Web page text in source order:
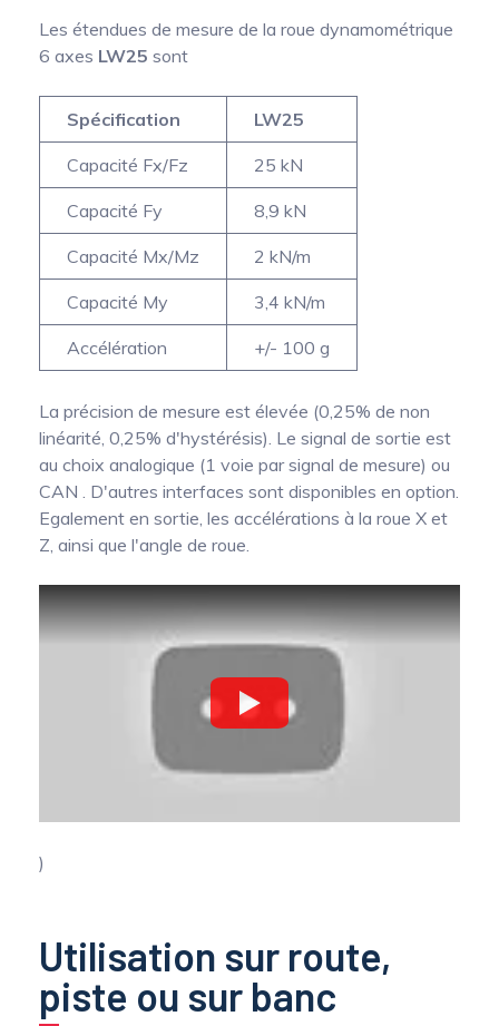
Les étendues de mesure de la roue dynamométrique
6 axes LW25 sont
Spécification LW25
Capacité Fx/Fz 25 kN
Capacité Fy 8,9 kN
Capacité Mx/Mz 2 kN/m
Capacité My 3,4 kN/m
Accélération +/- 100 g
La précision de mesure est élevée (0,25% de non
linéarité, 0,25% d'hystérésis). Le signal de sortie est
au choix analogique (1 voie par signal de mesure) ou
CAN . D'autres interfaces sont disponibles en option.
Egalement en sortie, les accélérations à la roue X et
Z, ainsi que l'angle de roue.
)
Utilisation sur route,
piste ou sur banc